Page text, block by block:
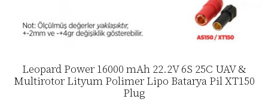
Leopard Power 16000 mAh 22.2V 6S 25C UAV &
Multirotor Lityum Polimer Lipo Batarya Pil XT150
Plug